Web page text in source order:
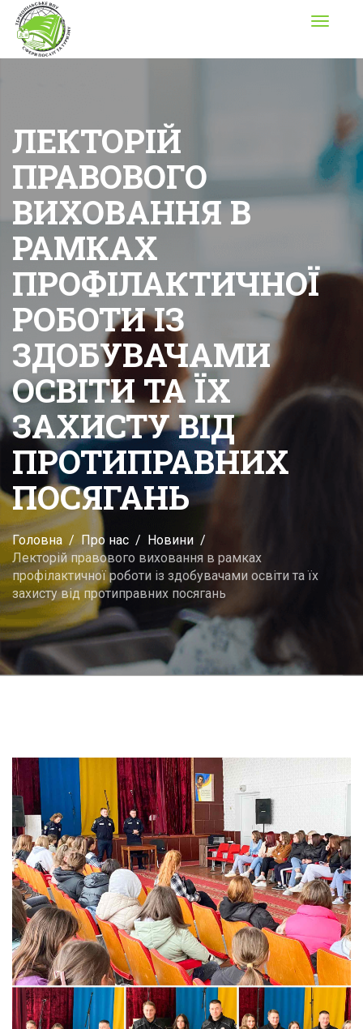
Toggle
ЛЕКТОРІЙ
ПРАВОВОГО
ВИХОВАННЯ В
РАМКАХ
ПРОФІЛАКТИЧНОЇ
РОБОТИ ІЗ
ЗДОБУВАЧАМИ
ОСВІТИ ТА ЇХ
ЗАХИСТУ ВІД
ПРОТИПРАВНИХ
ПОСЯГАНЬ
Головна Про нас
Новини
Лекторій правового виховання в рамках
профілактичної роботи із здобувачами освіти та їх
захисту від протиправних посягань